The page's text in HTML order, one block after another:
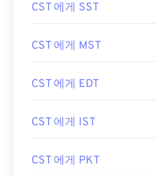
CST 에게 SST
CST 에게 MST
CST 에게 EDT
CST 에게 IST
CST 에게 PKT